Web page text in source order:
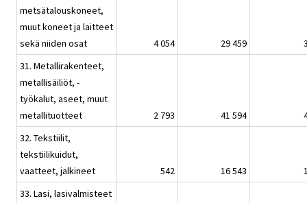
metsätalouskoneet,
muut koneet ja laitteet
sekä niiden osat
4 054 29 459
31. Metallirakenteet,
metallisäiliöt, -
työkalut, aseet, muut
metallituotteet
2 793 41 594
32. Tekstiilit,
tekstiilikuidut,
vaatteet, jalkineet
542 16 543
33. Lasi, lasivalmisteet